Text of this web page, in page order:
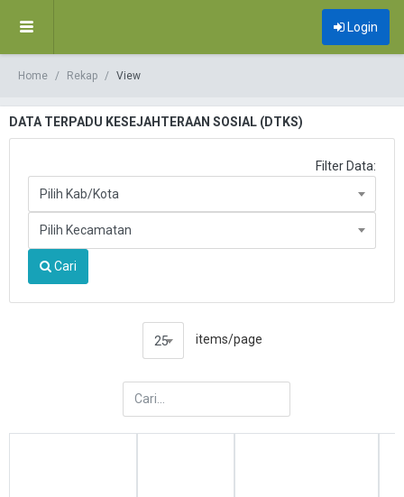
Login
Home Rekap View
DATA TERPADU KESEJAHTERAAN SOSIAL (DTKS)
Filter Data:
Pilih Kab/Kota
Pilih Kecamatan
Cari
25 items/page